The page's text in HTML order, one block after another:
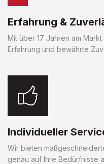
Erfahrung &
Mit über 17 Jahren am
Erfahrung und bewährte
Individueller
Wir bieten
genau auf Ihre Bedürfnisse